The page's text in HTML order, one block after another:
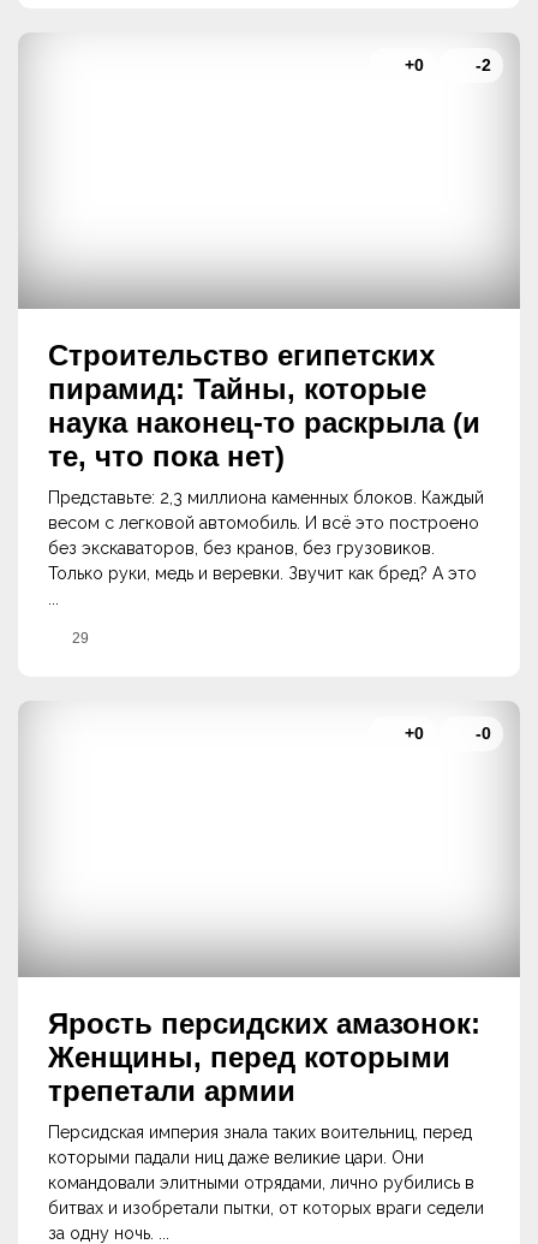
Строительство египетских
пирамид: Тайны, которые
наука наконец-то раскрыла (и
те, что пока нет)
Представьте: 2,3 миллиона каменных блоков. Каждый
весом с легковой автомобиль. И всё это построено
без экскаваторов, без кранов, без грузовиков.
Только руки, медь и веревки. Звучит как бред? А это
29
+0 -2
Ярость персидских амазонок:
Женщины, перед которыми
трепетали армии
Персидская империя знала таких воительниц, перед
которыми падали ниц даже великие цари. Они
командовали элитными отрядами, лично рубились в
битвах и изобретали пытки, от которых враги седели
за одну ночь. ...
+0 -0